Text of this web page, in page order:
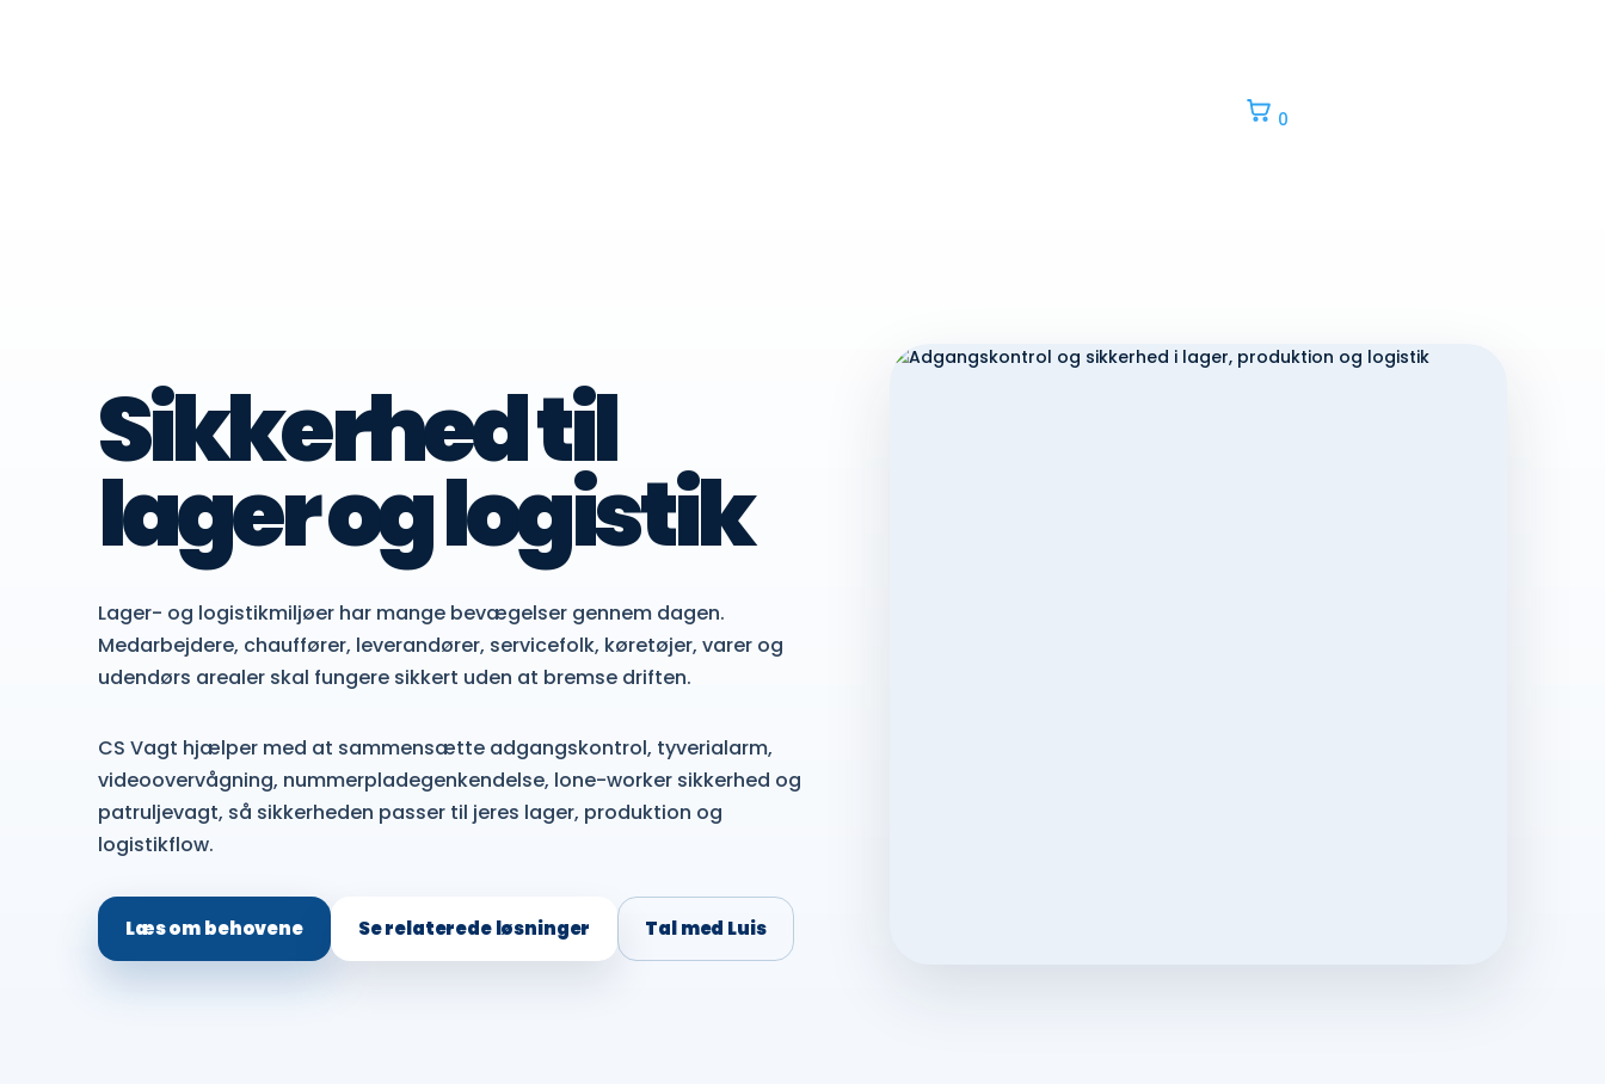
0
Sikkerhed til
lager og logistik
Lager- og logistikmiljøer har mange bevægelser gennem dagen.
Medarbejdere, chauffører, leverandører, servicefolk, køretøjer, varer og
udendørs arealer skal fungere sikkert uden at bremse driften.
CS Vagt hjælper med at sammensætte adgangskontrol, tyverialarm,
videoovervågning, nummerpladegenkendelse, lone-worker sikkerhed og
patruljevagt, så sikkerheden passer til jeres lager, produktion og
logistikflow.
Læs om behovene Se relaterede løsninger Tal med Luis